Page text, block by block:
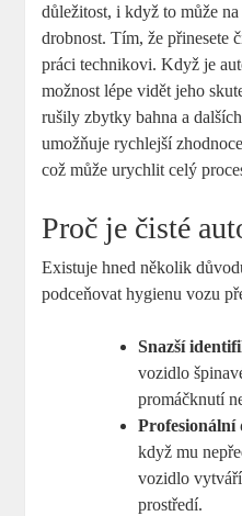
důležitost, i když to může
drobnost. Tím, že přinesete
práci technikovi. Když je
možnost lépe vidět jeho
rušily zbytky bahna a
umožňuje rychlejší
což může urychlit celý
Proč je čisté
Existuje hned několik
podceňovat hygienu vozu
Snazší
vozidlo
promáčknutí
Profesionální
když mu
vozidlo
prostředí.